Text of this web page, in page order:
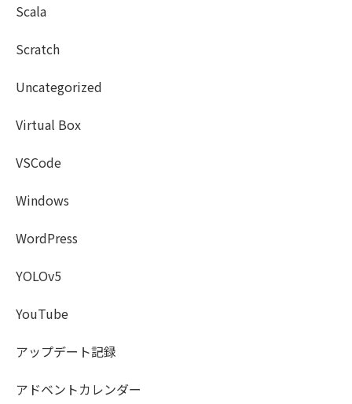
Scala
Scratch
Uncategorized
Virtual Box
VSCode
Windows
WordPress
YOLOv5
YouTube
アップデート記録
アドベントカレンダー